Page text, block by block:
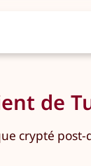
de
crypté